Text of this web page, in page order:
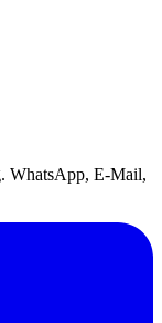
WhatsApp, E-Mail,